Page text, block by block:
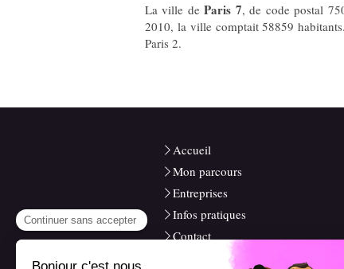
La ville deParis 7, de code postal
2010, la ville comptait 58859
Paris 2.
Accueil
Mon parcours
Entreprises
Infos pratiques
Contact